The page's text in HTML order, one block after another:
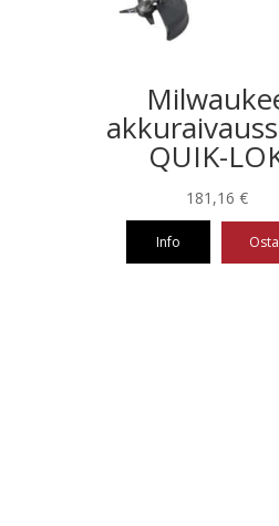
QUIK-
181,16 €
Info Osta